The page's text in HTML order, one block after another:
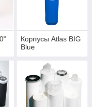
Корпусы Atlas BIG
Blue